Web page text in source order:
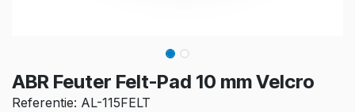
ABR Feuter Felt-Pad 10 mm Velcro
Referentie: AL-115FELT